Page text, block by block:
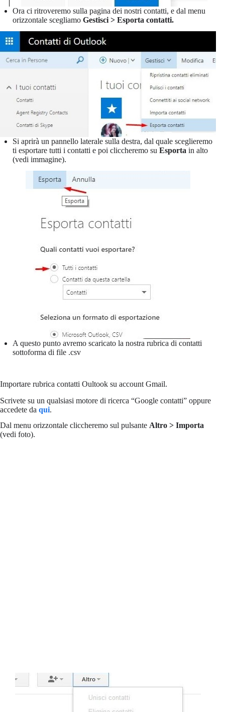
Ora ci ritroveremo sulla pagina dei nostri contatti, e dal menu
orizzontale scegliamo Gestisci > Esporta contatti.
Si aprirà un pannello laterale sulla destra, dal quale sceglieremo
ti esportare tutti i contatti e poi cliccheremo su Esporta in alto
(vedi immagine).
A questo punto avremo scaricato la nostra rubrica di contatti
sottoforma di file .csv
Importare rubrica contatti Oultook su account Gmail.
Scrivete su un qualsiasi motore di ricerca “Google contatti” oppure
accedete da qui.
Dal menu orizzontale cliccheremo sul pulsante Altro > Importa
(vedi foto).